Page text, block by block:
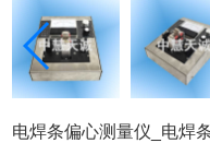
电焊条偏心测量仪_电焊